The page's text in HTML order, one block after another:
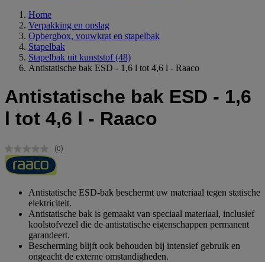
Home
Verpakking en opslag
Opbergbox, vouwkrat en stapelbak
Stapelbak
Stapelbak uit kunststof (48)
Antistatische bak ESD - 1,6 l tot 4,6 l - Raaco
Antistatische bak ESD - 1,6
l tot 4,6 l - Raaco
Geen
scorewaarde.
Dezelfde
(0)
Antistatische ESD-bak beschermt uw materiaal tegen statische
elektriciteit.
Antistatische bak is gemaakt van speciaal materiaal, inclusief
koolstofvezel die de antistatische eigenschappen permanent
garandeert.
Bescherming blijft ook behouden bij intensief gebruik en
ongeacht de externe omstandigheden.